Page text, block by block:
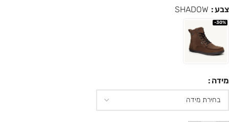
צבע SHADOW
-30%
מידה